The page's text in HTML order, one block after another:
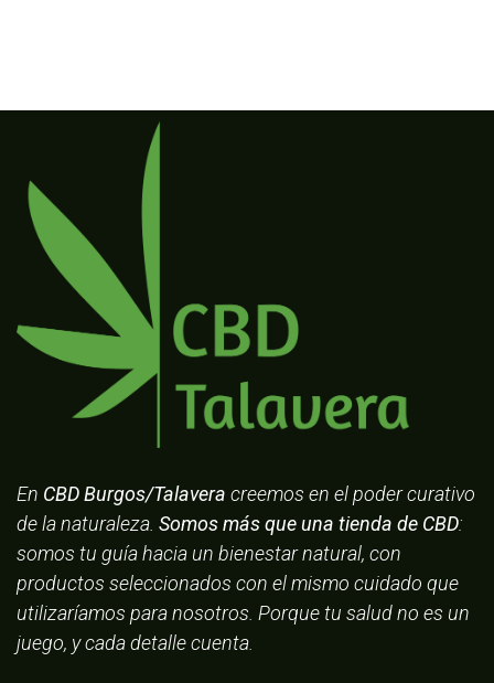
En CBD Burgos/Talavera creemos en el poder curativo
de la naturaleza. Somos más que una tienda de CBD:
somos tu guía hacia un bienestar natural, con
productos seleccionados con el mismo cuidado que
utilizaríamos para nosotros. Porque tu salud no es un
juego, y cada detalle cuenta.